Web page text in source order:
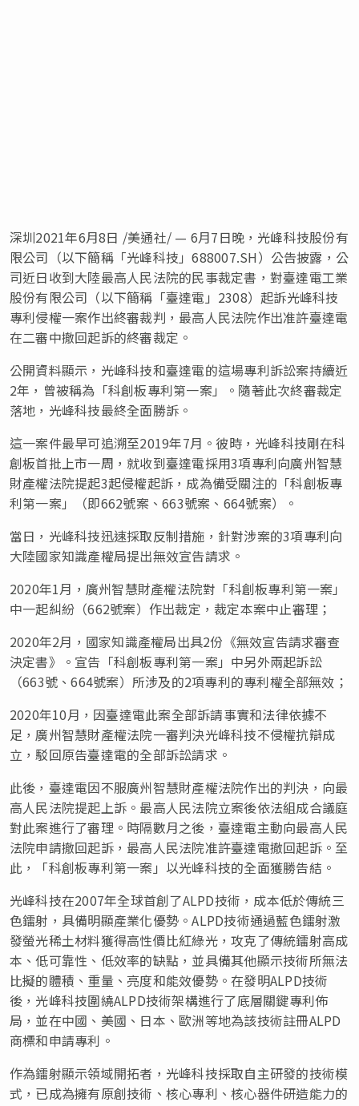
深圳2021年6月8日 /美通社/ — 6月7日晚，光峰科技股份有
限公司（以下簡稱「光峰科技」688007.SH）公告披露，公
司近日收到大陸最高人民法院的民事裁定書，對臺達電工業
股份有限公司（以下簡稱「臺達電」2308）起訴光峰科技
專利侵權一案作出終審裁判，最高人民法院作出准許臺達電
在二審中撤回起訴的終審裁定。
公開資料顯示，光峰科技和臺達電的這場專利訴訟案持續近
2年，曾被稱為「科創板專利第一案」。隨著此次終審裁定
落地，光峰科技最終全面勝訴 。
這一案件最早可追溯至2019年7月。彼時，光峰科技剛在科
創板首批上市一周，就收到臺達電採用3項專利向廣州智慧
財產權法院提起3起侵權起訴，成為備受關注的「科創板專
利第一案」（即662號案、663號案、664號案）。
當日，光峰科技迅速採取反制措施，針對涉案的3項專利向
大陸國家知識產權局提出無效宣告請求。
2020年1月，廣州智慧財產權法院對「科創板專利第一案」
中一起糾紛（662號案）作出裁定，裁定本案中止審理；
2020年2月，國家知識產權局出具2份《無效宣告請求審查
決定書》。宣告「科創板專利第一案」中另外兩起訴訟
（663號、664號案）所涉及的2項專利的專利權全部無效；
2020年10月，因臺達電此案全部訴請事實和法律依據不
足，廣州智慧財產權法院一審判決光峰科技不侵權抗辯成
立，駁回原告臺達電的全部訴訟請求。
此後，臺達電因不服廣州智慧財產權法院作出的判決，向最
高人民法院提起上訴。最高人民法院立案後依法組成合議庭
對此案進行了審理。時隔數月之後，臺達電主動向最高人民
法院申請撤回起訴，最高人民法院准許臺達電撤回起訴。至
此，「科創板專利第一案」以光峰科技的全面獲勝告結。
光峰科技在2007年全球首創了ALPD技術，成本低於傳統三
色鐳射，具備明顯產業化優勢。ALPD技術通過藍色鐳射激
發螢光稀土材料獲得高性價比紅綠光，攻克了傳統鐳射高成
本、低可靠性、低效率的缺點，並具備其他顯示技術所無法
比擬的體積、重量、亮度和能效優勢。在發明ALPD技術
後，光峰科技圍繞ALPD技術架構進行了底層關鍵專利佈
局，並在中國、美國、日本、歐洲等地為該技術註冊ALPD
商標和申請專利。
作為鐳射顯示領域開拓者，光峰科技採取自主研發的技術模
式，已成為擁有原創技術、核心專利、核心器件研造能力的